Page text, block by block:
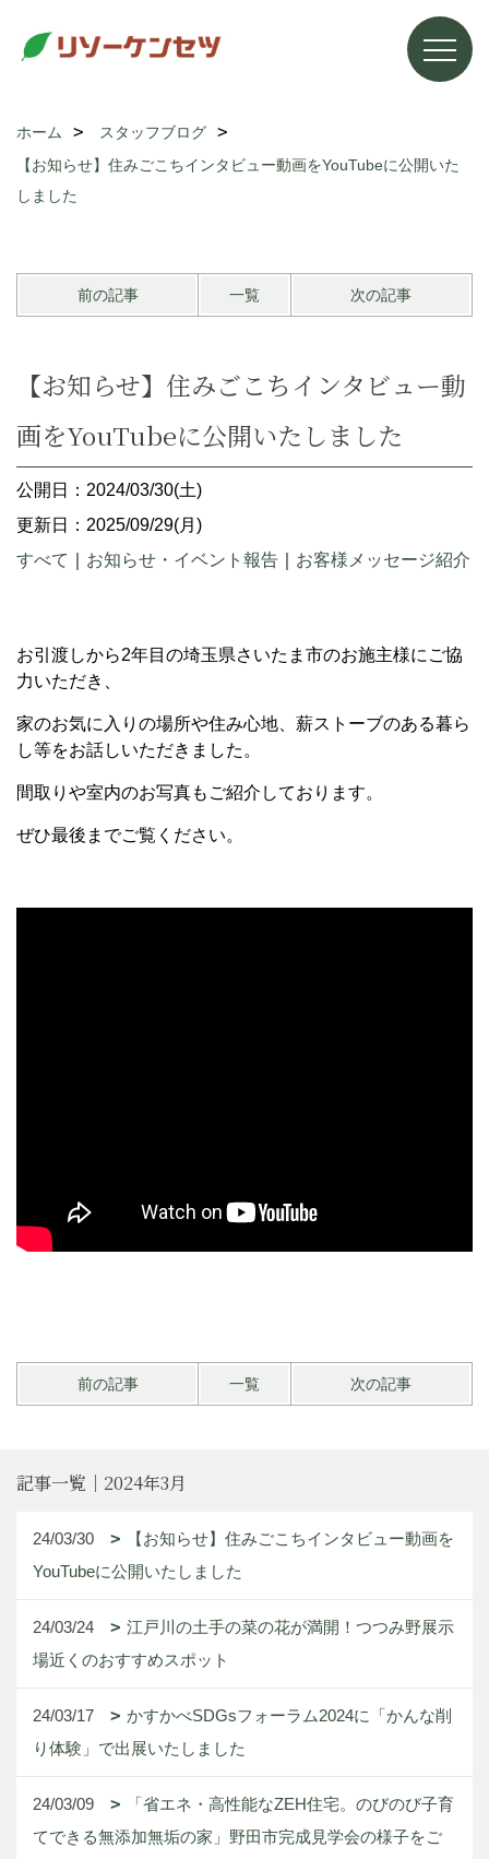
ホーム
スタッフブログ
【お知らせ】住みごこちインタビュー動画をYouTubeに公開いた
しました
前の記事 一覧 次の記事
【お知らせ】住みごこちインタビュー動
画をYouTubeに公開いたしました
公開日：2024/03/30(土)
更新日：2025/09/29(月)
すべて
お知らせ・イベント報告 お客様メッセージ紹介
お引渡しから2年目の埼玉県さいたま市のお施主様にご協
力いただき、
家のお気に入りの場所や住み心地、薪ストーブのある暮ら
し等をお話しいただきました。
間取りや室内のお写真もご紹介しております。
ぜひ最後までご覧ください。
前の記事 一覧 次の記事
記事一覧｜2024年3月
24/03/30
【お知らせ】住みごこちインタビュー動画を
YouTubeに公開いたしました
24/03/24
江戸川の土手の菜の花が満開！つつみ野展示
場近くのおすすめスポット
24/03/17
かすかべSDGsフォーラム2024に「かんな削
り体験」で出展いたしました
24/03/09
「省エネ・高性能なZEH住宅。のびのび子育
てできる無添加無垢の家」野田市完成見学会の様子をご